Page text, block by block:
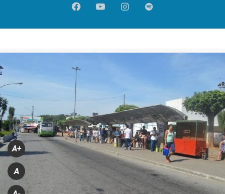
FacebookYouTubeInstagram
Spotify
A+
A